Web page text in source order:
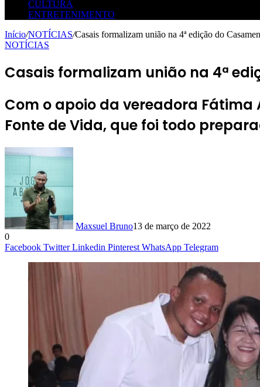
CULTURA
ENTRETENIMENTO
Início/NOTÍCIAS/Casais formalizam união na 4ª edição do
NOTÍCIAS
Casais formalizam união na 4ª
Com o apoio da vereadora
Fonte de Vida, que foi todo
Maxsuel Bruno13 de março de 2022
0
Facebook Twitter Linkedin Pinterest WhatsApp Telegram